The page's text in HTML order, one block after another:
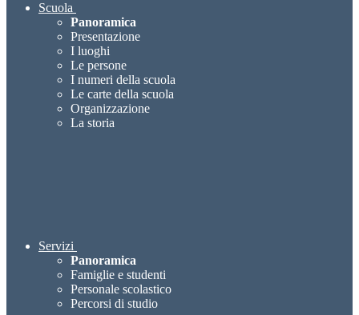
Scuola
Panoramica
Presentazione
I luoghi
Le persone
I numeri della scuola
Le carte della scuola
Organizzazione
La storia
Servizi
Panoramica
Famiglie e studenti
Personale scolastico
Percorsi di studio